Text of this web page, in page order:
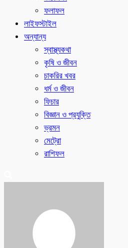
ফলাফল
লাইফস্টাইল
অন্যান্য
স্বাস্থ্যকথা
কৃষি ও জীবন
চাকরির খবর
ধর্ম ও জীবন
ফিচার
বিজ্ঞান ও প্রযুক্তি
ভ্রমন
মেট্রো
রাশিফল